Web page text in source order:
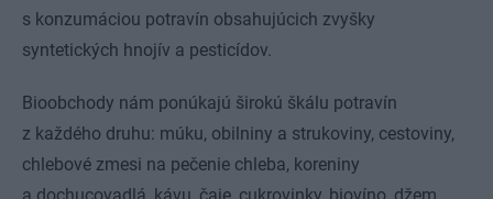
s konzumáciou potravín obsahujúcich zvyšky
syntetických hnojív a pesticídov.
Bioobchody nám ponúkajú širokú škálu potravín
z každého druhu: múku, obilniny a strukoviny, cestoviny,
chlebové zmesi na pečenie chleba, koreniny